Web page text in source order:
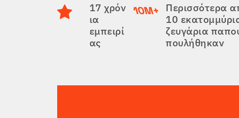
17 χρόν
ια
εμπειρί
ας
Περισσότερα
10
ζευγάρια
πουλήθηκαν